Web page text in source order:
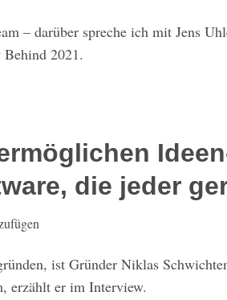
– darüber spreche ich mit Jens
2021.
die jeder
ist Gründer Niklas
erzählt er im Interview.